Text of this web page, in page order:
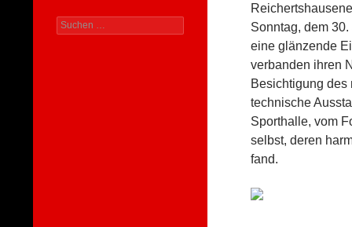
Sonntag, dem
eine glänzende
verbanden ihren
Besichtigung des
technische
Sporthalle, vom
selbst, deren
fand.
Suchen
nach: